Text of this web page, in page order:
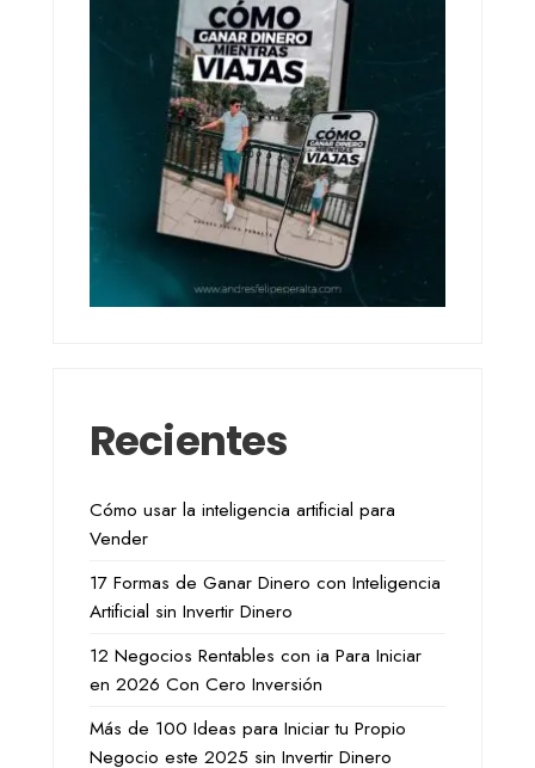
Recientes
Cómo usar la inteligencia artificial para
Vender
17 Formas de Ganar Dinero con Inteligencia
Artificial sin Invertir Dinero
12 Negocios Rentables con ia Para Iniciar
en 2026 Con Cero Inversión
Más de 100 Ideas para Iniciar tu Propio
Negocio este 2025 sin Invertir Dinero